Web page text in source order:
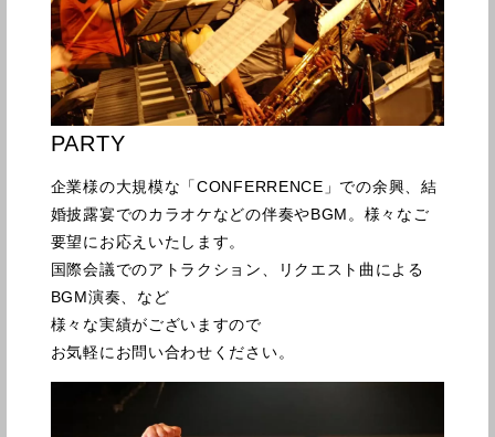
PARTY
企業様の大規模な「CONFERRENCE」での余興、結
婚披露宴でのカラオケなどの伴奏やBGM。様々なご
要望にお応えいたします。
国際会議でのアトラクション、リクエスト曲による
BGM演奏、など
様々な実績がございますので
お気軽にお問い合わせください。